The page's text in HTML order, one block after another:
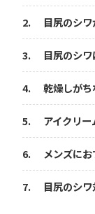
目尻のシ
目尻のシ
乾燥しが
アイクリ
メンズに
目尻のシ